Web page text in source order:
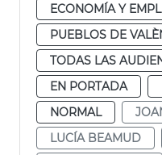
ECONOMÍA Y
PUEBLOS DE
TODAS LAS
EN PORTADA
NORMAL
LUCÍA BEAMUD